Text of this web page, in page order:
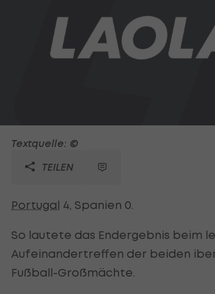
Textquelle: ©
TEILEN
Portugal 4, Spanien 0.
So lautete das Endergebnis beim
Aufeinandertreffen der beiden
Fußball-Großmächte.